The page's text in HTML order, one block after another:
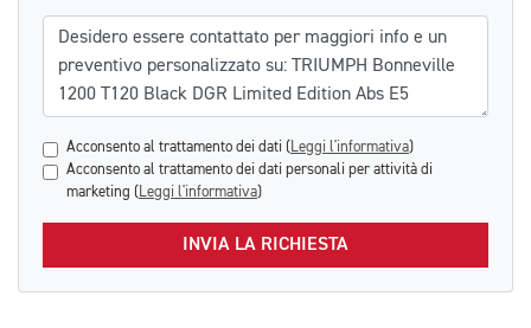
Messaggio
Acconsento al trattamento dei dati ( Leggi l'informativa)
Acconsento al trattamento dei dati personali per attività di
marketing ( Leggi l'informativa)
INVIA LA RICHIESTA